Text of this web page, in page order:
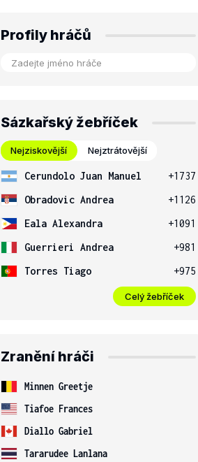
Profily hráčů
Sázkařský žebříček
Nejziskovější Nejztrátovější
Cerundolo Juan Manuel
+1737
Obradovic Andrea
+1126
Eala Alexandra
+1091
Guerrieri Andrea
+981
Torres Tiago
+975
Celý žebříček
Zranění hráči
Minnen Greetje
Tiafoe Frances
Diallo Gabriel
Tararudee Lanlana